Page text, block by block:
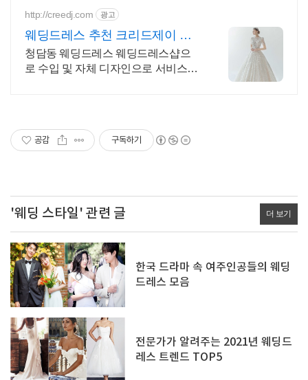
http://creedj.com 광고
웨딩드레스 추천 크리드제이 크
리드제이
청담동 웨딩드레스 웨딩드레스샵으
로 수입 및 자체 디자인으로 서비스하
공감 구독하기
'웨딩 스타일' 관련 글 더 보기
한국 드라마 속 여주인공들의 웨딩
드레스 모음
전문가가 알려주는 2021년 웨딩드
레스 트렌드 TOP5